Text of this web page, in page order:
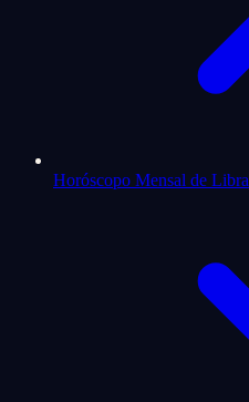
Horóscopo Mensal de Libra